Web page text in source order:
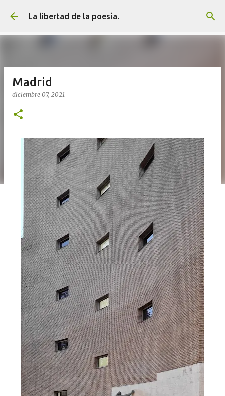
Ir al contenido principal
La libertad de la poesía.
Madrid
diciembre 07, 2021